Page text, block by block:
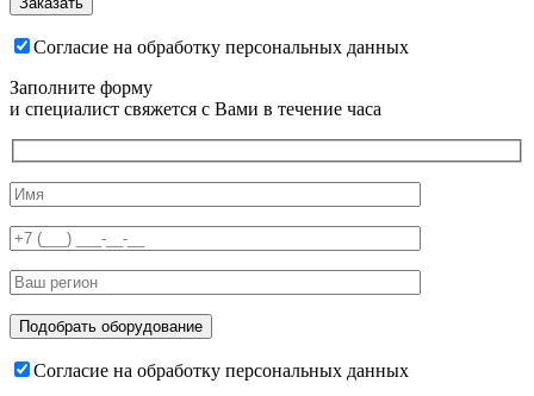
Согласие на обработку персональных данных
Заполните форму
и специалист свяжется с Вами в течение часа
Согласие на обработку персональных данных